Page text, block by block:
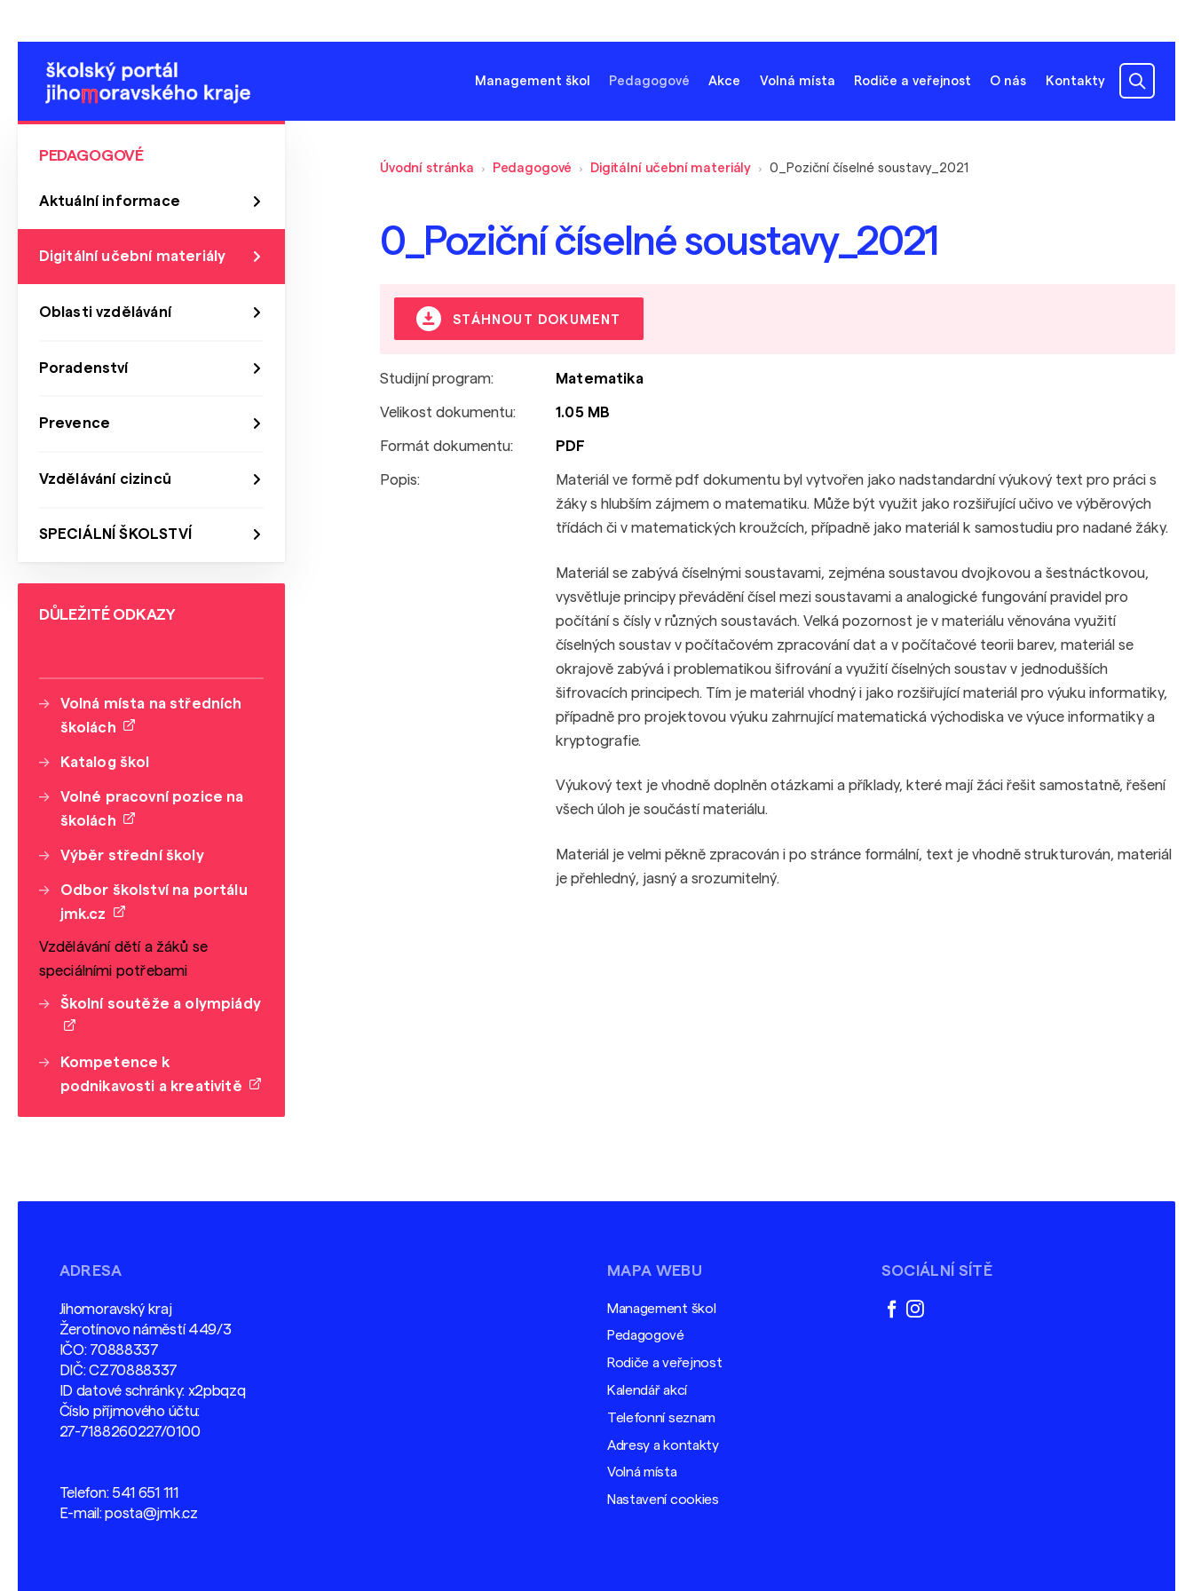
Management škol Pedagogové Akce Volná místa Rodiče a veřejnost O nás Kontakty
Úvodní stránka Pedagogové Digitální učební materiály 0_Poziční číselné soustavy_2021
0_Poziční číselné soustavy_2021
STÁHNOUT DOKUMENT
Studijní program: Matematika
Velikost dokumentu: 1.05 MB
Formát dokumentu: PDF
Popis:
Materiál ve formě pdf dokumentu byl vytvořen jako nadstandardní výukový text pro práci s
žáky s hlubším zájmem o matematiku. Může být využit jako rozšiřující učivo ve výběrových
třídách či v matematických kroužcích, případně jako materiál k samostudiu pro nadané žáky.
Materiál se zabývá číselnými soustavami, zejména soustavou dvojkovou a šestnáctkovou,
vysvětluje principy převádění čísel mezi soustavami a analogické fungování pravidel pro
počítání s čísly v různých soustavách. Velká pozornost je v materiálu věnována využití
číselných soustav v počítačovém zpracování dat a v počítačové teorii barev, materiál se
okrajově zabývá i problematikou šifrování a využití číselných soustav v jednodušších
šifrovacích principech. Tím je materiál vhodný i jako rozšiřující materiál pro výuku informatiky,
případně pro projektovou výuku zahrnující matematická východiska ve výuce informatiky a
kryptografie.
Výukový text je vhodně doplněn otázkami a příklady, které mají žáci řešit samostatně, řešení
všech úloh je součástí materiálu.
Materiál je velmi pěkně zpracován i po stránce formální, text je vhodně strukturován, materiál
je přehledný, jasný a srozumitelný.
PEDAGOGOVÉ
Aktuální informace
Digitální učební materiály
Oblasti vzdělávání
Poradenství
Prevence
Vzdělávání cizinců
SPECIÁLNÍ ŠKOLSTVÍ
DŮLEŽITÉ ODKAZY
Volná místa na středních
školách
Katalog škol
Volné pracovní pozice na
školách
Výběr střední školy
Odbor školství na portálu
jmk.cz
Vzdělávání dětí a žáků se
speciálními potřebami
Školní soutěže a olympiády
Kompetence k
podnikavosti a kreativitě
ADRESA
Jihomoravský kraj
Žerotínovo náměstí 449/3
IČO: 70888337
DIČ: CZ70888337
ID datové schránky: x2pbqzq
Číslo příjmového účtu:
27-7188260227/0100
Telefon: 541 651 111
E-mail:posta@jmk.cz
MAPA WEBU
Management škol
Pedagogové
Rodiče a veřejnost
Kalendář akcí
Telefonní seznam
Adresy a kontakty
Volná místa
Nastavení cookies
SOCIÁLNÍ SÍTĚ
facebook
instagram